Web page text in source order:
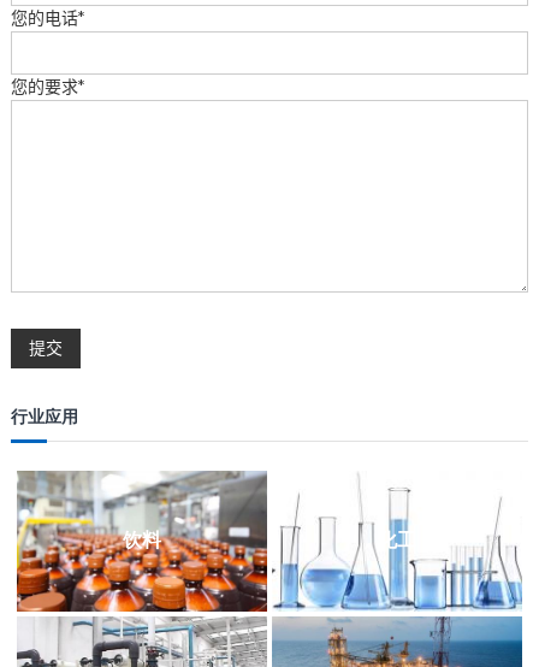
您的电话*
您的要求*
行业应用
饮料 化工